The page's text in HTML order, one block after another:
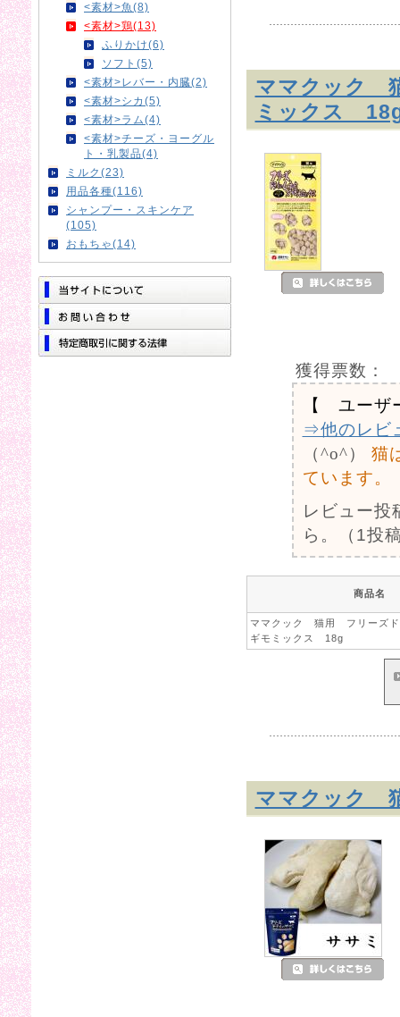
<素材>魚(8)
<素材>鶏(13)
ふりかけ(6)
ソフト(5)
<素材>レバー・内臓(2)
<素材>シカ(5)
<素材>ラム(4)
<素材>チーズ・ヨーグル
ト・乳製品(4)
ミルク(23)
用品各種(116)
シャンプー・スキンケア
(105)
おもちゃ(14)
ママクック
ミックス
獲得票数：
【 ユーザ
⇒他のレビ
（^o^）
猫
ています。
レビュー投
ら。（1投
商品名
ママクック 猫用 フリーズド
ギモミックス 18g
ママクック